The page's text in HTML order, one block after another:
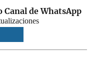
Canal de WhatsApp